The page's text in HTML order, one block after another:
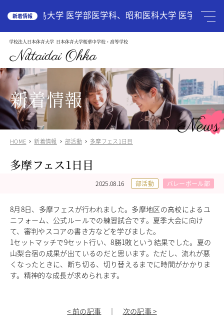
新着情報広島大学 医学部医学科、昭和医科大学 医学部医
学校法人日本体育大学 日本体育大学桜華中学校・高等学校
Nittaidai Ohka
HOME
学校案内
教育理念
ご挨拶
グランドデザイン
施設紹介
学校紹介動画
アクセス
受験生の方へ
中学入試関連
高校入試関係
中学校 Junior High School
中学校教育
独自の教育
国際理解教育
ICT教育
進路サポート
新着情報
News
HOME 新着情報 部活動 多摩フェス1日目
多摩フェス1日目
2025.08.16 部活動 バレーボール部
8月8日、多摩フェスが行われました。多摩地区の高校によるユ
ニフォーム、公式ルールでの練習試合です。夏季大会に向け
て、審判やスコアの書き方などを学びました。
1セットマッチで9セット行い、8勝1敗という結果でした。夏の
山梨合宿の成果が出ているのだと思います。ただし、流れが悪
くなったときに、断ち切る、切り替えるまでに時間がかかりま
す。精神的な成長が求められます。
< 前の記事 ｜ 次の記事 >